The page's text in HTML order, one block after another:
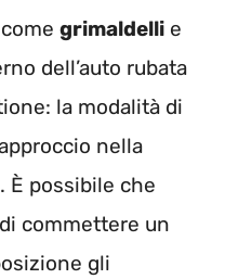
grimaldelli e
dell’auto rubata
la modalità di
nella
È possibile che
commettere un
gli